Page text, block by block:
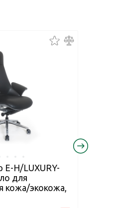
Е-Н/LUXURY-
для
кожа/экокожа,